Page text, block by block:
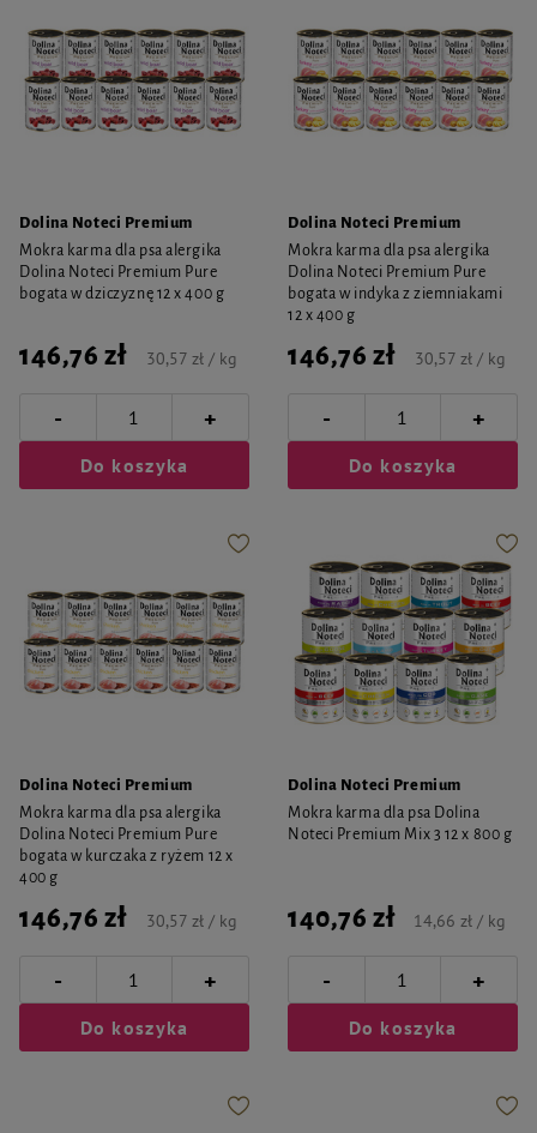
Dolina Noteci Premium
Mokra karma dla psa alergika
Dolina Noteci Premium Pure
bogata w dziczyznę 12 x 400 g
146,76 zł 30,57 zł / kg
- +
Do koszyka
Dolina Noteci Premium
Mokra karma dla psa alergika
Dolina Noteci Premium Pure
bogata w indyka z ziemniakami
12 x 400 g
146,76 zł 30,57 zł / kg
- +
Do koszyka
Dolina Noteci Premium
Mokra karma dla psa alergika
Dolina Noteci Premium Pure
bogata w kurczaka z ryżem 12 x
400 g
146,76 zł 30,57 zł / kg
- +
Do koszyka
Dolina Noteci Premium
Mokra karma dla psa Dolina
Noteci Premium Mix 3 12 x 800 g
140,76 zł 14,66 zł / kg
- +
Do koszyka